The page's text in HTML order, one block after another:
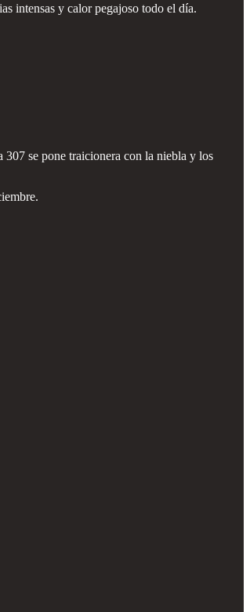
intensas y calor pegajoso todo el día.
307 se pone traicionera con la niebla y los